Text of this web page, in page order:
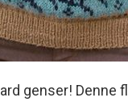
genser! Denne